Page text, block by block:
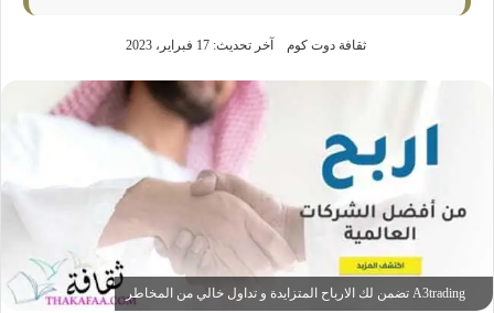
ثقافة دوت كوم آخر تحديث: 17 فبراير، 2023